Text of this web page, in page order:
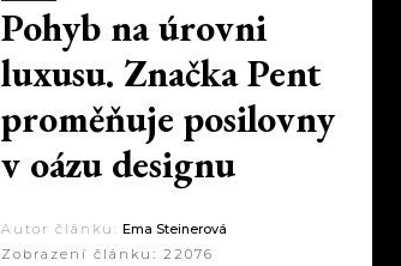
Pohyb na úrovni
luxusu. Značka Pent
proměňuje posilovny
v oázu designu
Autor článku: Ema Steinerová
Zobrazení článku: 22076